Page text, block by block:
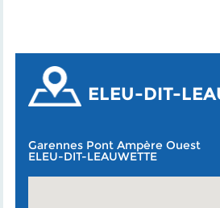
ELEU-DIT-
Garennes Pont Ampère Ouest
ELEU-DIT-LEAUWETTE